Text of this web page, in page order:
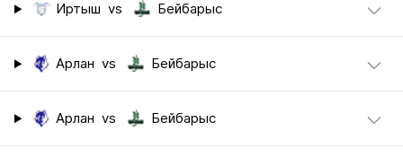
Иртыш vs Бейбарыс
Арлан vs Бейбарыс
Арлан vs Бейбарыс